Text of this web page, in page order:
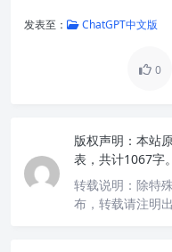
发表至： ChatGPT中文版
0
版权声明： 本站
表，共计1067字。
转载说明： 除特
布，转载请注明出